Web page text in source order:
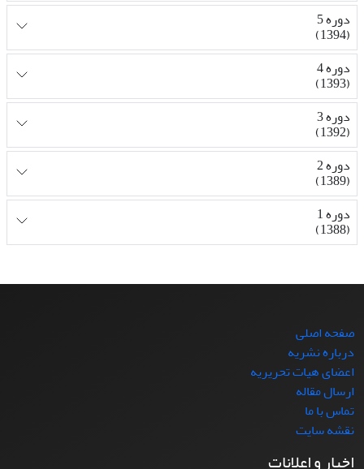
دوره 5
(1394)
دوره 4
(1393)
دوره 3
(1392)
دوره 2
(1389)
دوره 1
(1388)
صفحه اصلی
درباره نشریه
اعضای هیات تحریریه
ارسال مقاله
تماس با ما
نقشه سایت
اخبار و اعلانات